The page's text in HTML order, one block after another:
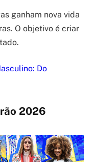
ganham nova vida
O objetivo é criar
Do
2026